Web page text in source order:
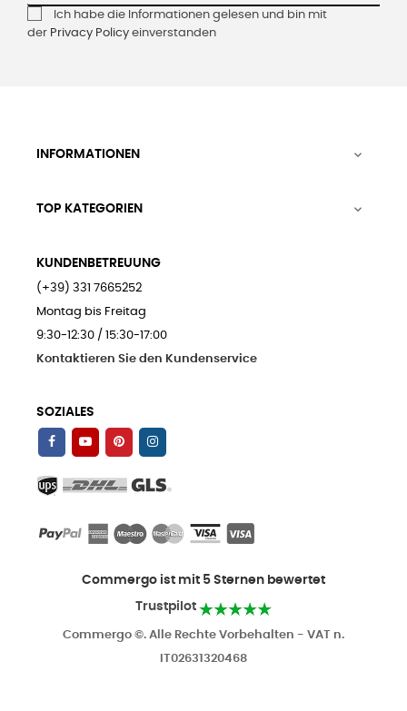
Ich habe die Informationen gelesen und bin mit
der Privacy Policy einverstanden
INFORMATIONEN 
TOP KATEGORIEN 
KUNDENBETREUUNG
(+39) 331 7665252
Montag bis Freitag
9:30-12:30 / 15:30-17:00
Kontaktieren Sie den Kundenservice
SOZIALES
Commergo ist mit 5 Sternen bewertet
Trustpilot
Commergo ©. Alle Rechte Vorbehalten - VAT n.
IT02631320468